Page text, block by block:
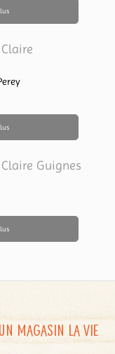
Guignes
magasin La Vie